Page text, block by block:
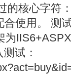
的核心字符
合使用。 测
为
试：